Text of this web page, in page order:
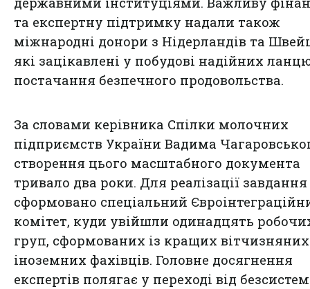
та експертну підтримку надали також
міжнародні донори з Нідерландів та
які зацікавлені у побудові надійних
постачання безпечного продовольства.
За словами керівника Спілки молочних
підприємств України Вадима
створення цього масштабного документа
тривало два роки. Для реалізації
сформовано спеціальний
комітет, куди увійшли одинадцять
груп, сформованих із кращих
іноземних фахівців. Головне досягнення
експертів полягає у переході від